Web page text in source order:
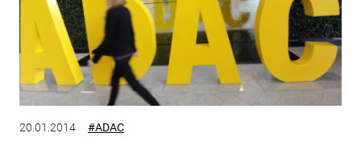
20.01.2014 #ADAC